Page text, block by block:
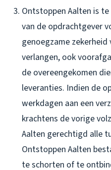
Ontstoppen Aalten is
van de opdrachtgever
genoegzame
verlangen, ook
de overeengekomen
leveranties. Indien de
werkdagen aan een
krachtens de vorige
Aalten gerechtigd alle
Ontstoppen Aalten
te schorten of te